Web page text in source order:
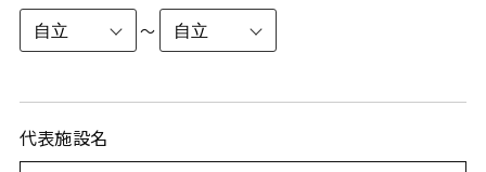
〜
代表施設名